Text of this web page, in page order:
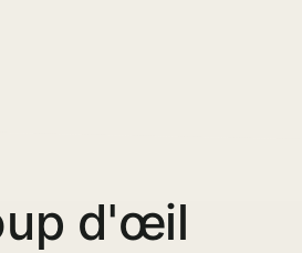
d'œil